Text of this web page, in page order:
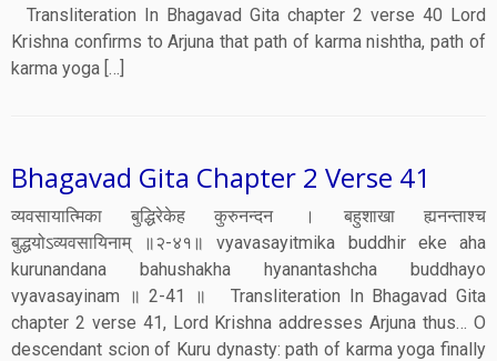
Transliteration In Bhagavad Gita chapter 2 verse 40 Lord
Krishna confirms to Arjuna that path of karma nishtha, path of
karma yoga […]
Bhagavad Gita Chapter 2 Verse 41
व्यवसायात्मिका बुद्धिरेकेह कुरुनन्दन । बहुशाखा ह्यनन्ताश्च
बुद्धयोऽव्यवसायिनाम् ॥२-४१॥ vyavasayitmika buddhir eke aha
kurunandana bahushakha hyanantashcha buddhayo
vyavasayinam ॥ 2-41 ॥ Transliteration In Bhagavad Gita
chapter 2 verse 41, Lord Krishna addresses Arjuna thus… O
descendant scion of Kuru dynasty: path of karma yoga finally